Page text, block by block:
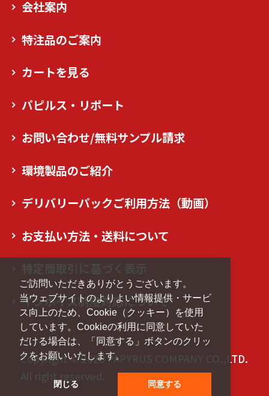
ご訪問いただきありがとうございます。
当ウェブサイトのよりよい情報提供・サービ
ス向上のため、Cookie（クッキー）を使用
しています。Cookieの利用に同意していた
だける場合は、「同意する」ボタンのクリッ
クをお願いいたします。
閉じる 同意する
会社案内
特注品のご案内
カートを見る
パピルス・リポート
お問い合わせ/無料サンプル請求
環境製品のご紹介
デリバリーパックご利用方法（動画）
お支払い方法・送料について
インボイス制度対応について
Copyright © 2020 PAPYRUS COMPANY CO.,LTD.
All right reserved.